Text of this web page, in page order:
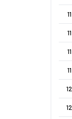
11
11
11
11
12
12